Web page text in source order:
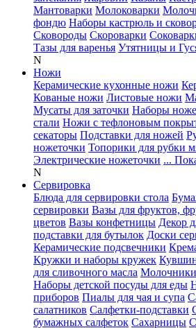
Мантоварки Молоковарки
фондю Наборы кастрюль и
Сковороды Скороварки
Тазы для варенья Утятницы и
N
Ножи
Керамические кухонные ножи
Кованые ножи Листовые ножи
Мусаты для заточки Наборы
стали Ножи с тефлоновым
секаторы Подставки для ножей
ножеточки Топорики для рубки
Электрические ножеточки ...
N
Сервировка
Блюда для сервировки стола
сервировки Вазы для фруктов,
цветов Вазы конфетницы Декор
подставки для бутылок Доски
Керамические подсвечники
Кружки и наборы кружек
для сливочного масла
Наборы детской посуды для еды
приборов Пиалы для чая и супа
салатников Салфетки-подставки
бумажных салфеток Сахарницы